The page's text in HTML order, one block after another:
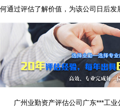
何通过评估了解价值，为该公司日后发
广州业勤资产评估公司广东***工